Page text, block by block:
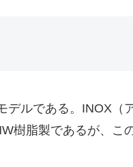
ルである。INOX（
樹脂製であるが、こ